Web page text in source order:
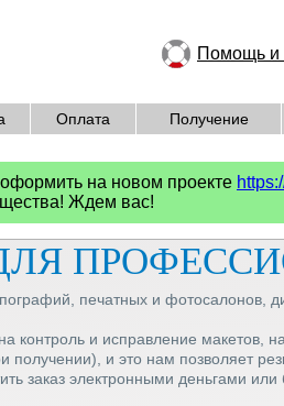
Помощь и
Оплата Получение
на новом проекте
Ждем вас!
печатных и фотосалонов,
контроль и исправление макетов,
и это нам позволяет
заказ электронными деньгами